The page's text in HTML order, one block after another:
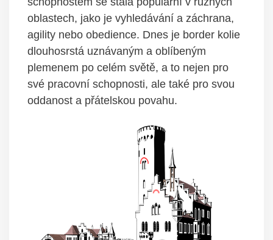
oblastech, jako je vyhledávání a záchrana,
agility nebo obedience. Dnes je border kolie
dlouhosrstá uznávaným a oblíbeným
plemenem po celém světě, a to nejen pro
své pracovní schopnosti, ale také pro svou
oddanost a přátelskou povahu.